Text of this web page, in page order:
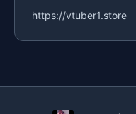
https://vtuber1.store